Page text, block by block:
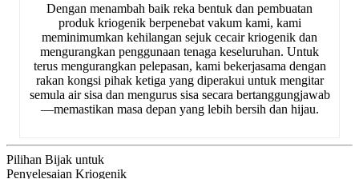
Dengan menambah baik reka bentuk dan pembuatan
produk kriogenik berpenebat vakum kami, kami
meminimumkan kehilangan sejuk cecair kriogenik dan
mengurangkan penggunaan tenaga keseluruhan. Untuk
terus mengurangkan pelepasan, kami bekerjasama dengan
rakan kongsi pihak ketiga yang diperakui untuk mengitar
semula air sisa dan mengurus sisa secara bertanggungjawab
—memastikan masa depan yang lebih bersih dan hijau.
Pilihan Bijak untuk
Penyelesaian Kriogenik